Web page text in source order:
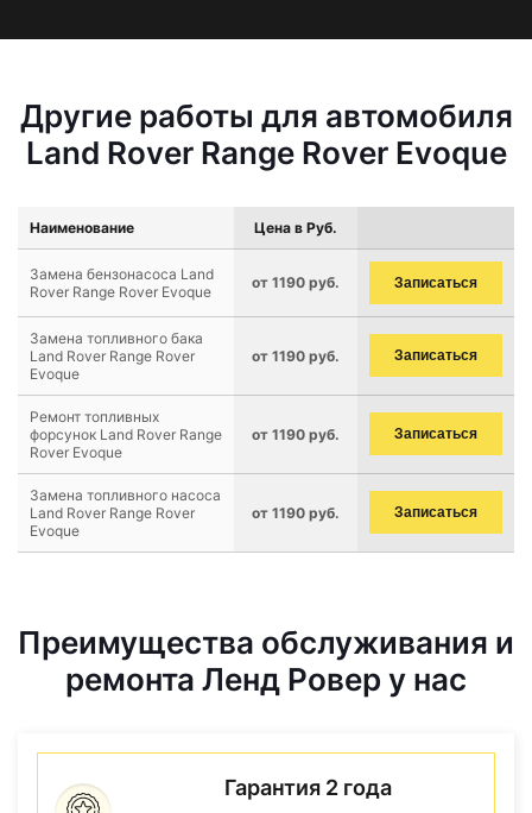
Другие работы для автомобиля
Land Rover Range Rover Evoque
Наименование Цена в Руб.
Замена бензонасоса Land
Rover Range Rover Evoque
от 1190 руб. Записаться
Замена топливного бака
Land Rover Range Rover
Evoque
от 1190 руб. Записаться
Ремонт топливных
форсунок Land Rover Range
Rover Evoque
от 1190 руб. Записаться
Замена топливного насоса
Land Rover Range Rover
Evoque
от 1190 руб. Записаться
Преимущества обслуживания и
ремонта Ленд Ровер у нас
Гарантия 2 года